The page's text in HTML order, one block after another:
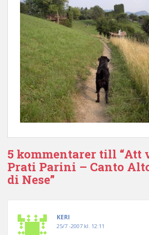
5 kommentarer till “Att
Prati Parini – Canto
di Nese”
KERI
25/7 -2007 kl. 12:11